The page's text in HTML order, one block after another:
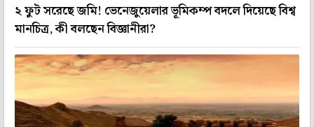
২ ফুট সরেছে জমি! ভেনেজুয়েলার ভূমিকম্প বদলে দিয়েছে বিশ্ব
মানচিত্র, কী বলছেন বিজ্ঞানীরা?